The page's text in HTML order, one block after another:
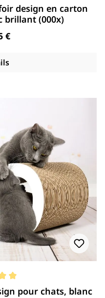
design en carton
brillant (000x)
Preis:
€
pour chats, blanc